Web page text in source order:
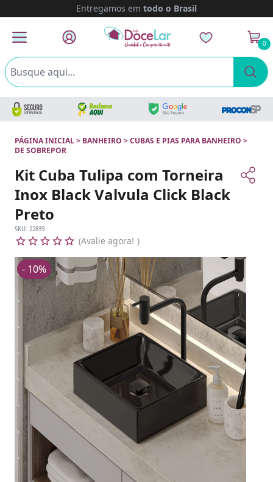
Entregamos em todo o Brasil
0
PÁGINA INICIAL> BANHEIRO >CUBAS E PIAS PARA BANHEIRO >
DE SOBREPOR
Kit Cuba Tulipa com Torneira
Inox Black Valvula Click Black
Preto
SKU: 22839
Avalie agora!
- 10%